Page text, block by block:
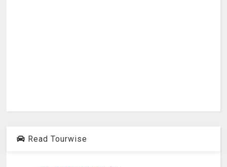
Read Tourwise